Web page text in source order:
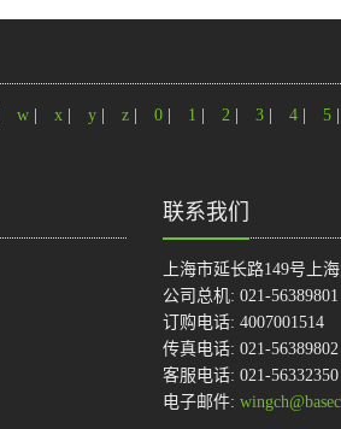
w | x | y | z | 0 | 1 | 2 | 3 | 4 | 5 |
联系我们
上海市延长路149号上
公司总机: 021-56389801
订购电话: 4007001514
传真电话: 021-56389802
客服电话: 021-56332350
电子邮件: